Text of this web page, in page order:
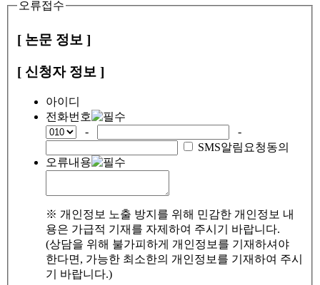
오류접수
[ 논문 정보 ]
[ 신청자 정보 ]
아이디
전화번호
-
-
SMS알림요청동의
오류내용
※ 개인정보 노출 방지를 위해 민감한 개인정보 내
용은 가급적 기재를 자제하여 주시기 바랍니다.
(상담을 위해 불가피하게 개인정보를 기재하셔야
한다면, 가능한 최소한의 개인정보를 기재하여 주시
기 바랍니다.)